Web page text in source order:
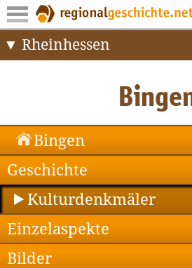
Rheinhessen
Bingen
Geschichte
Kulturdenkmäler
Einzelaspekte
Bilder